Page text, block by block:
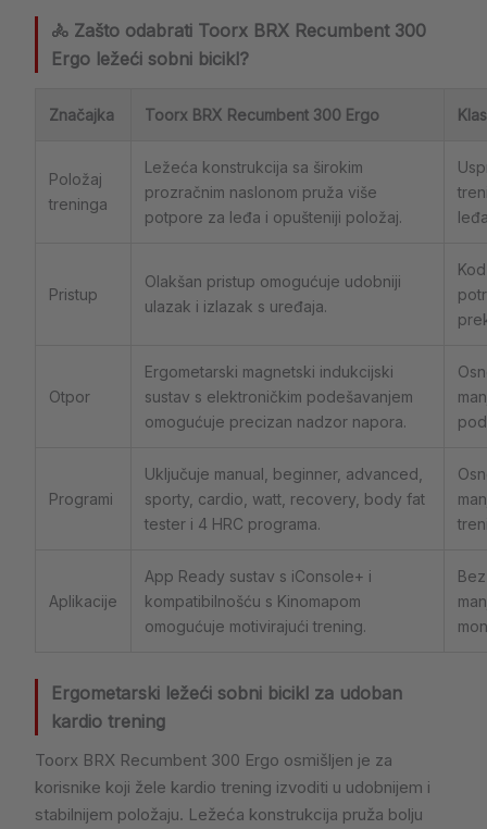
🚴 Zašto odabrati Toorx BRX Recumbent 300
Ergo ležeći sobni bicikl?
Značajka Toorx BRX Recumbent 300 Ergo
Položaj
treninga
Ležeća konstrukcija sa širokim
prozračnim naslonom pruža više
potpore za leđa i opušteniji položaj.
Pristup
Olakšan pristup omogućuje udobniji
ulazak i izlazak s uređaja.
Otpor
Ergometarski magnetski indukcijski
sustav s elektroničkim podešavanjem
omogućuje precizan nadzor napora.
Programi
Uključuje manual, beginner, advanced,
sporty, cardio, watt, recovery, body fat
tester i 4 HRC programa.
Aplikacije
App Ready sustav s iConsole+ i
kompatibilnošću s Kinomapom
omogućuje motivirajući trening.
Ergometarski ležeći sobni bicikl za udoban
kardio trening
Toorx BRX Recumbent 300 Ergo osmišljen je za
korisnike koji žele kardio trening izvoditi u udobnijem i
stabilnijem položaju. Ležeća konstrukcija pruža bolju